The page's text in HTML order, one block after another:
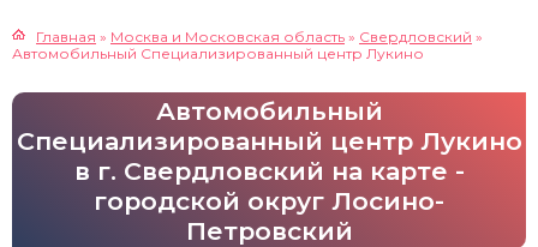
Главная » Москва и Московская область » Свердловский »
Автомобильный Специализированный центр Лукино
Автомобильный
Специализированный центр Лукино
в г. Свердловский на карте -
городской округ Лосино-
Петровский